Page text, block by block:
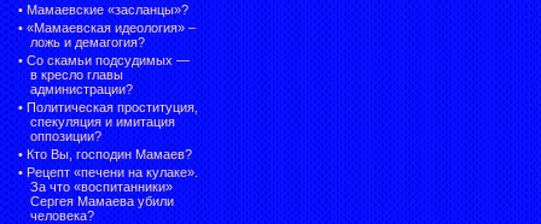
• Мамаевские «засланцы»?
• «Мамаевская идеология» –
ложь и демагогия?
• Со скамьи подсудимых —
в кресло главы
администрации?
• Политическая проституция,
спекуляция и имитация
оппозиции?
• Кто Вы, господин Мамаев?
• Рецепт «печени на кулаке».
За что «воспитанники»
Сергея Мамаева убили
человека?